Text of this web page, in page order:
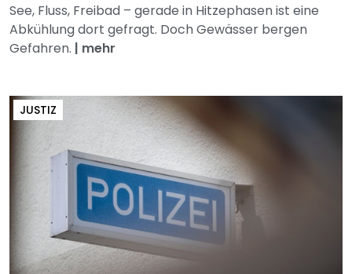
See, Fluss, Freibad – gerade in Hitzephasen ist eine
Abkühlung dort gefragt. Doch Gewässer bergen
Gefahren. | mehr
JUSTIZ